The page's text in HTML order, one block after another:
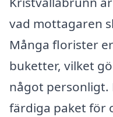
vad mottagaren
Många florister
buketter, vilket
något personligt.
färdiga paket för